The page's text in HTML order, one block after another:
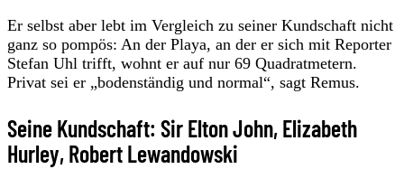
Er selbst aber lebt im Vergleich zu seiner Kundschaft nicht
ganz so pompös: An der Playa, an der er sich mit Reporter
Stefan Uhl trifft, wohnt er auf nur 69 Quadratmetern.
Privat sei er „bodenständig und normal“, sagt Remus.
Seine Kundschaft: Sir Elton John, Elizabeth
Hurley, Robert Lewandowski